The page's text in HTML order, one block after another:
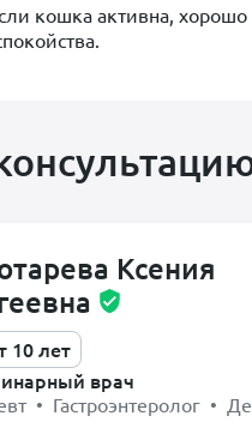
кошка активна,
Ксения
10 лет
врач
• Гастроэнтеролог •